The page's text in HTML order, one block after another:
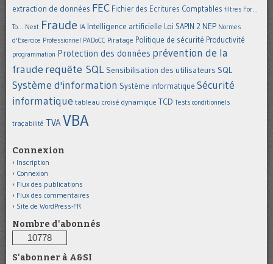
extraction de données FEC Fichier des Ecritures Comptables filtres For...
To... Next Fraude IA Intelligence artificielle Loi SAPIN 2 NEP Normes
d'Exercice Professionnel PADoCC Piratage Politique de sécurité Productivité
programmation Protection des données prévention de la
fraude requête SQL Sensibilisation des utilisateurs SQL
Système d'information Système informatique Sécurité
informatique tableau croisé dynamique TCD Tests conditionnels
traçabilité TVAVBA
Connexion
Inscription
Connexion
Flux des publications
Flux des commentaires
Site de WordPress-FR
Nombre d'abonnés
10778
S'abonner à A&SI